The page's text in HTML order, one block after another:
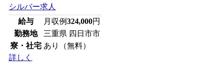
シルバー求人
給与
月収例324,000円
勤務地
三重県 四日市市
寮・社宅 あり（無料）
詳しく